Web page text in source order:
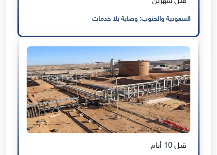
السعودية والجنوب: وصاية بلا خدمات
قبل 10 أيام